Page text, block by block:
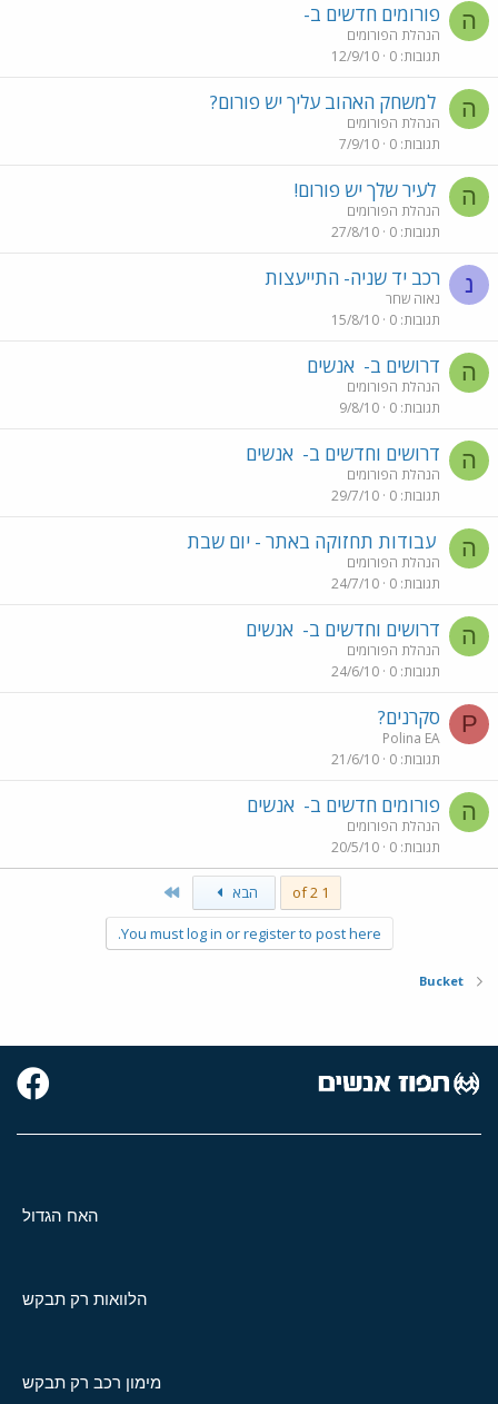
ה פורומים חדשים ב-
הנהלת הפורומים
תגובות 0
12/9/10
ה למשחק האהוב עליך יש פורום?
הנהלת הפורומים
תגובות 0
7/9/10
ה לעיר שלך יש פורום!
הנהלת הפורומים
תגובות 0
27/8/10
נ רכב יד שניה- התייעצות
נאוה שחר
תגובות 0
15/8/10
ה דרושים ב- אנשים
הנהלת הפורומים
תגובות 0
9/8/10
ה דרושים וחדשים ב- אנשים
הנהלת הפורומים
תגובות 0
29/7/10
ה עבודות תחזוקה באתר - יום שבת
הנהלת הפורומים
תגובות 0
24/7/10
ה דרושים וחדשים ב- אנשים
הנהלת הפורומים
תגובות 0
24/6/10
P סקרנים?
Polina EA
תגובות 0
21/6/10
ה פורומים חדשים ב- אנשים
הנהלת הפורומים
תגובות 0
20/5/10
1 of 2 הבא
You must log in or register to post here.
Bucket
האח הגדול
הלוואות רק תבקש
מימון רכב רק תבקש